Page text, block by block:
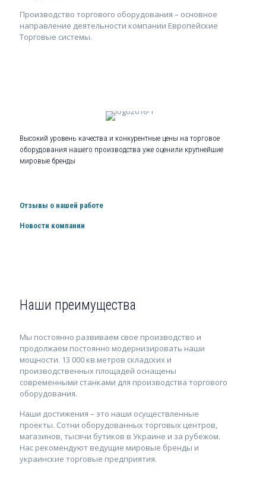
Производство торгового оборудования – основное
направление деятельности компании Европейские
Торговые системы.
Высокий уровень качества и конкурентные цены на торговое
оборудования нашего производства уже оценили крупнейшие
мировые бренды
Отзывы о нашей работе
Новости компании
Наши преимущества
Мы постоянно развиваем свое производство и
продолжаем постоянно модернизировать наши
мощности. 13 000 кв.метров складских и
производственных площадей оснащены
современными станками для производства торгового
оборудования.
Наши достижения – это наши осуществленные
проекты. Сотни оборудованных торговых центров,
магазинов, тысячи бутиков в Украине и за рубежом.
Нас рекомендуют ведущие мировые бренды и
украинские торговые предприятия.